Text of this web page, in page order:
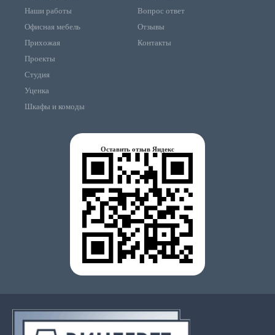
Наши работы
Офисная мебель
Прихожая
Проекты
Студия
Уценка
Шкафы и комоды
Вопрос ответ
Отзывы
Контакты
Оставить отзыв Яндекс